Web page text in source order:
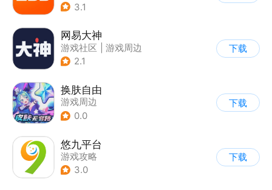
3.1
网易大神
游戏社区
游戏周边
2.1
下载
换肤自由
游戏周边
0.0
下载
悠九平台
游戏攻略
3.0
下载